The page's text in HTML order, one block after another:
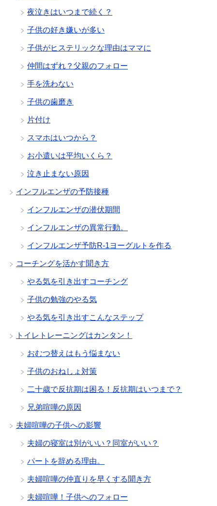
夜泣きはいつまで続く？
子供の好き嫌いが多い
子供がヒステリックな理由はママに
仲間はずれ？父親のフォロー
手を洗わない
子供の歯磨き
片付け
スマホはいつから？
お小遣いは平均いくら？
泣き止まない原因
インフルエンザの予防接種
インフルエンザの潜伏期間
インフルエンザの異常行動。
インフルエンザ予防R-1ヨーグルトを作る
コーチングを活かす聞き方
やる気を引き出すコーチング
子供の勉強のやる気
やる気を引き出すこんなステップ
トイレトレーニングはカンタン！
おむつ替えはもう悩まない
子供のおねしょ対策
二十歳で反抗期は困る！反抗期はいつまで？
兄弟喧嘩の原因
夫婦喧嘩の子供への影響
夫婦の寝室は別がいい？同室がいい？
パートを辞める理由。
夫婦喧嘩の仲直りを早くする聞き方
夫婦喧嘩！子供へのフォロー